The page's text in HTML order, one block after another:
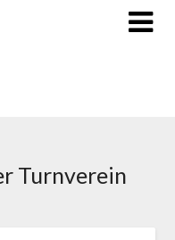
Turnverein